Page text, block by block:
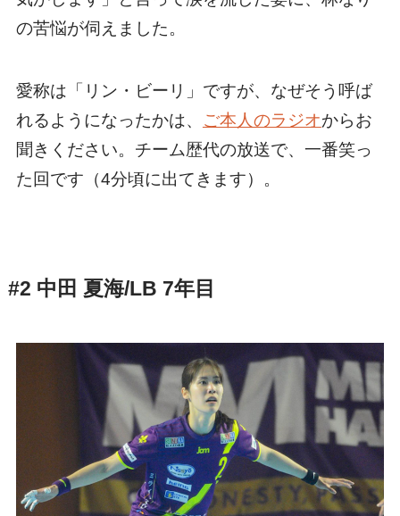
の苦悩が伺えました。
愛称は「リン・ビーリ」ですが、なぜそう呼ば
れるようになったかは、 ご本人のラジオからお
聞きください。チーム歴代の放送で、一番笑っ
た回です（4分頃に出てきます）。
#2 中田 夏海/LB 7年目